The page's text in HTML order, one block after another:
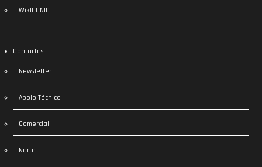
WikIDONIC
Contactos
Newsletter
Apoio Técnico
Comercial
Norte